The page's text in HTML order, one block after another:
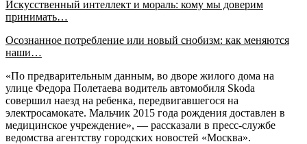
Искусственный интеллект и мораль: кому мы доверим
принимать…
Осознанное потребление или новый снобизм: как меняются
наши…
«По предварительным данным, во дворе жилого дома на
улице Федора Полетаева водитель автомобиля Skoda
совершил наезд на ребенка, передвигавшегося на
электросамокате. Мальчик 2015 года рождения доставлен в
медицинское учреждение», — рассказали в пресс-службе
ведомства агентству городских новостей «Москва».